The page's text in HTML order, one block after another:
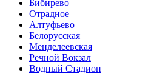
Бибирево
Отрадное
Алтуфьево
Белорусская
Менделеевская
Речной Вокзал
Водный Стадион